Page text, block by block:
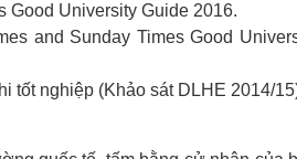
Good University Guide 2016.
and Sunday Times Good
tốt nghiệp (Khảo sát DLHE 2014/